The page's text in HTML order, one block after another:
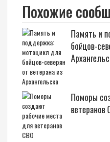
Похожие
Память и
бойцов-
Поморы
ветеранов